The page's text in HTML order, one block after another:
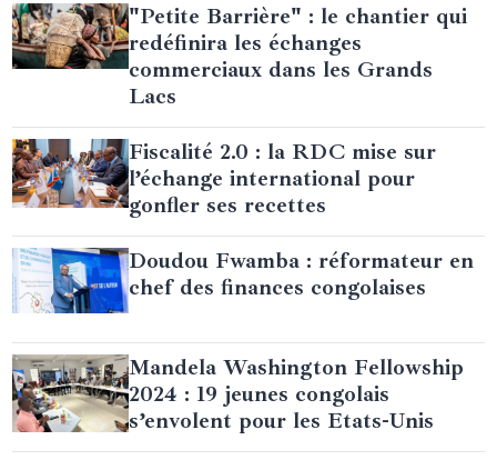
"Petite Barrière" : le chantier qui
redéfinira les échanges
commerciaux dans les Grands
Lacs
Fiscalité 2.0 : la RDC mise sur
l’échange international pour
gonfler ses recettes
Doudou Fwamba : réformateur en
chef des finances congolaises
Mandela Washington Fellowship
2024 : 19 jeunes congolais
s’envolent pour les Etats-Unis